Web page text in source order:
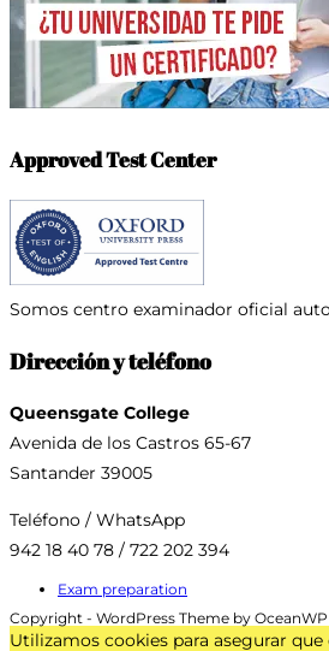
Approved Test Center
Somos centro examinador oficial
Dirección y teléfono
Queensgate College
Avenida de los Castros 65-67
Santander 39005
Teléfono / WhatsApp
942 18 40 78 / 722 202 394
Exam preparation
Copyright - WordPress Theme by OceanWP
Utilizamos cookies para asegurar